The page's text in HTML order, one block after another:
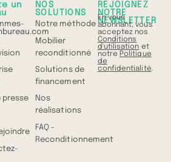
un
presse
NOS
SOLUTIONS
Notre méthode
Mobilier
reconditionné
Solutions de
financement
Nos
réalisations
FAQ -
Reconditionnement
REJOIGNEZ
NOTRE
NEWSLETTER
En vous
abonnant, vous
acceptez nos
Conditions
d'utilisation et
notre Politique
de
confidentialité.